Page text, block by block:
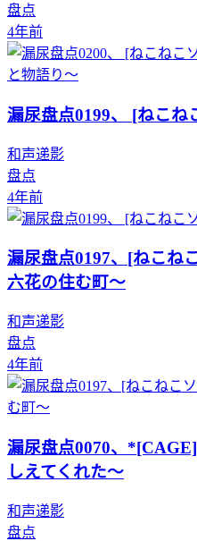
盘点
4年前
漏尿盘点0199、 [ねこね
和声递影
盘点
4年前
漏尿盘点0197、[ねこね
六花の住む町～
和声递影
盘点
4年前
漏尿盘点0070、
しえてくれた～
和声递影
盘点